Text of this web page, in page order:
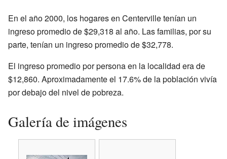
En el año 2000, los hogares en Centerville tenían un
ingreso promedio de $29,318 al año. Las familias, por su
parte, tenían un ingreso promedio de $32,778.
El ingreso promedio por persona en la localidad era de
$12,860. Aproximadamente el 17.6% de la población vivía
por debajo del nivel de pobreza.
Galería de imágenes